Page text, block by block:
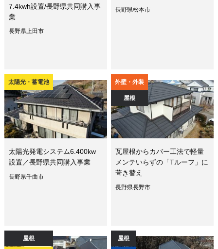
7.4kwh設置/長野県共同購入事
業
長野県上田市
長野県松本市
太陽光・蓄電池
太陽光発電システム6.400kw
設置／長野県共同購入事業
長野県千曲市
外壁・外装
屋根
瓦屋根からカバー工法で軽量
メンテいらずの「Tルーフ」に
葺き替え
長野県長野市
屋根 屋根